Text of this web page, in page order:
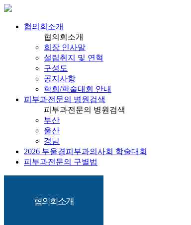
협의회소개
협의회소개
회장 인사말
설립취지 및 연혁
구성도
공지사항
학회/학술대회 안내
피부과전문의 병원검색
피부과전문의 병원검색
부산
울산
경남
2026 부울경피부과의사회 학술대회
피부과전문의 구별법
협의회소개